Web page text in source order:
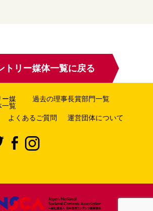
トリー媒体一覧に戻る
ー媒
一覧
過去の理事長賞部門一覧
よくあるご質問 運営団体について